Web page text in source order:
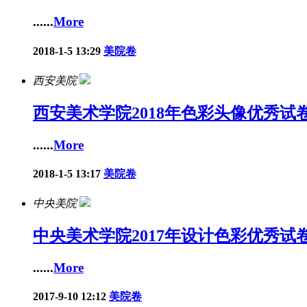
......More
2018-1-5 13:29 美院卷
西安美院
西安美术学院2018年色彩头像优秀试
......More
2018-1-5 13:17 美院卷
中央美院
中央美术学院2017年设计色彩优秀试
......More
2017-9-10 12:12 美院卷